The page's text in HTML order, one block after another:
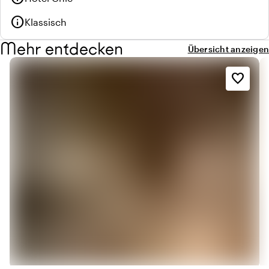
infoKlassisch
Mehr entdecken Übersicht anzeigen
favorite_border